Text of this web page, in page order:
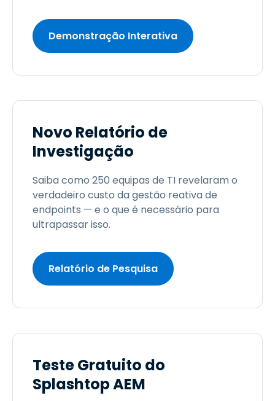
Demonstração Interativa
Novo Relatório de
Investigação
Saiba como 250 equipas de TI revelaram o
verdadeiro custo da gestão reativa de
endpoints — e o que é necessário para
ultrapassar isso.
Relatório de Pesquisa
Teste Gratuito do
Splashtop AEM